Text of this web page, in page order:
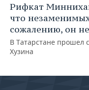
Рифкат
что
сожалению, он
В Татарстане прошел
Хузина